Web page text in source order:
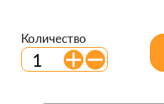
Количество